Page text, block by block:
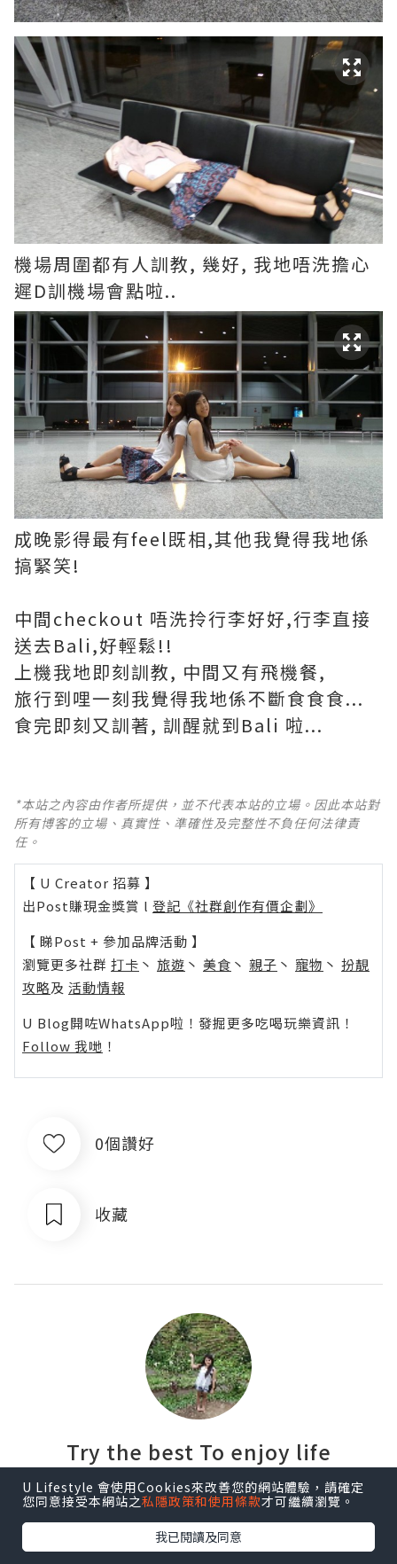
機場周圍都有人訓教, 幾好, 我地唔洗擔心
遲D訓機場會點啦..
成晚影得最有feel既相,其他我覺得我地係
搞緊笑!
中間checkout 唔洗拎行李好好,行李直接
送去Bali,好輕鬆!!
上機我地即刻訓教, 中間又有飛機餐,
旅行到哩一刻我覺得我地係不斷食食食...
食完即刻又訓著, 訓醒就到Bali 啦...
*本站之內容由作者所提供，並不代表本站的立場。因此本站對
所有博客的立場、真實性、準確性及完整性不負任何法律責
任。
【 U Creator 招募 】
出Post賺現金獎賞 l 登記《社群創作有價企劃》
【 睇Post + 參加品牌活動 】
瀏覽更多社群 打卡 丶 旅遊 丶 美食 丶 親子 丶 寵物 丶 扮靚
攻略及 活動情報
U Blog開咗WhatsApp啦！發掘更多吃喝玩樂資訊！
Follow 我哋 ！
0個讚好
收藏
Try the best To enjoy life
追蹤
U Lifestyle 會使用Cookies來改善您的網站體驗，請確定
您同意接受本網站之私隱政策和使用條款才可繼續瀏覽。
我已閱讀及同意